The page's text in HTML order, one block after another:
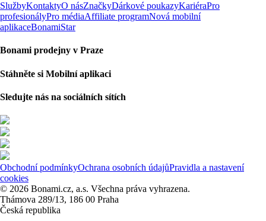
SlužbyKontaktyO násZnačkyDárkové poukazyKariéraPro
profesionályPro médiaAffiliate programNová mobilní
aplikaceBonamiStar
Bonami prodejny v Praze
Stáhněte si Mobilní aplikaci
Sledujte nás na sociálních sítích
Obchodní podmínkyOchrana osobních údajůPravidla a nastavení
cookies
© 2026 Bonami.cz, a.s. Všechna práva vyhrazena.
Thámova 289/13, 186 00 Praha
Česká republika